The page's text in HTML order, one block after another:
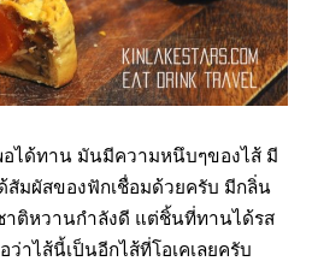
ได้ทาน มันมีความหนึบๆของไส้ มี
สัมผัสของฟักเชื่อมด้วยครับ มีกลิ่น
าติหวานกำลังดี แต่ชิ้นที่ทานได้รส
าไส้นี้เป็นอีกไส้ที่โอเคเลยครับ